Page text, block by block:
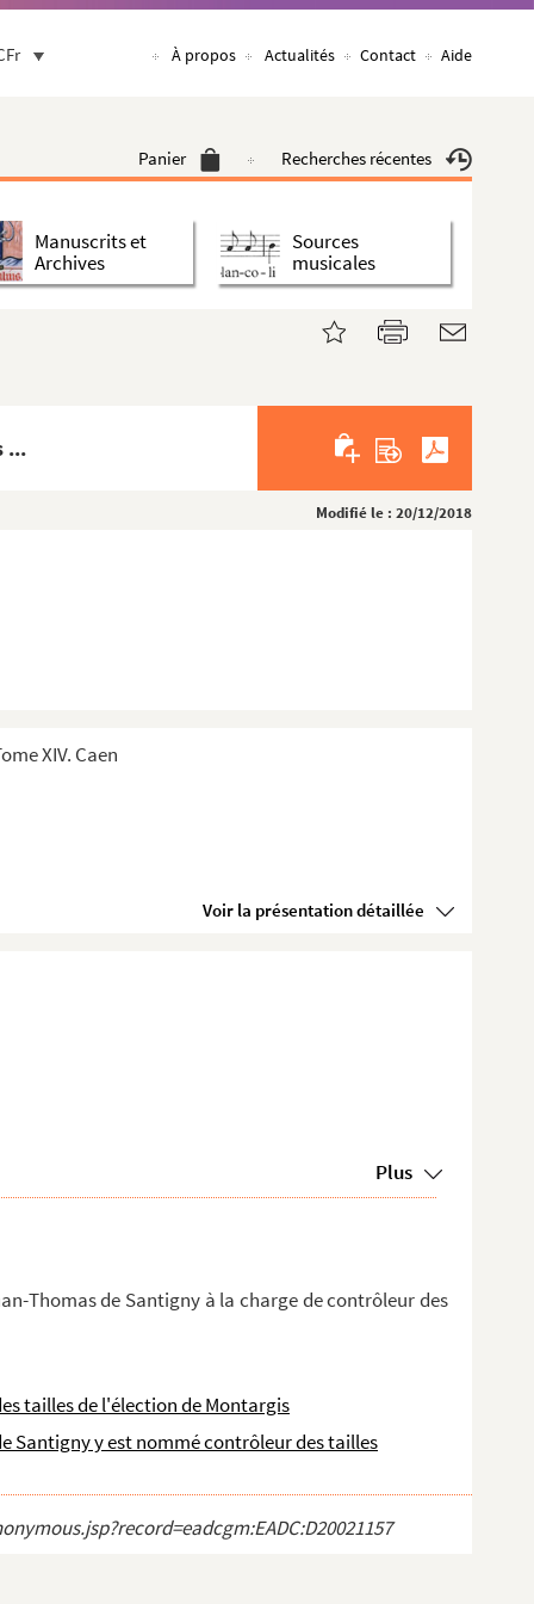
À propos Actualités Contact Aide
Panier Recherches récentes
Manuscrits et
Archives
Sources
musicales
...
Modifié le : 20/12/2018
XIV. Caen
Voir la présentation détaillée
Plus
Thomas de Santigny à la charge de contrôleur des
tailles de l'élection de Montargis
Santigny y est nommé contrôleur des tailles